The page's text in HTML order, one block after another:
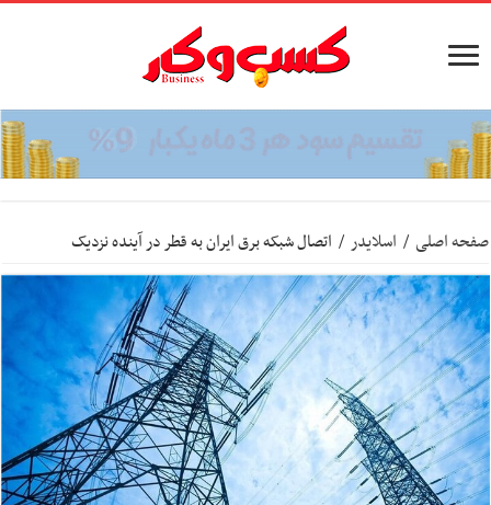
صفحه اصلی / اسلایدر / اتصال شبکه برق ایران به قطر در آینده نزدیک